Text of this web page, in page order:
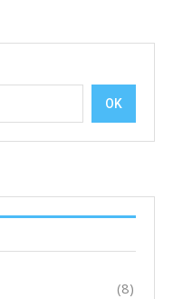
OK
(8)